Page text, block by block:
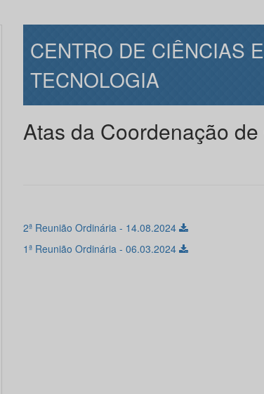
CENTRO DE CIÊNCIAS
TECNOLOGIA
Atas da Coordenação
2ª Reunião Ordinária - 14.08.2024
1ª Reunião Ordinária - 06.03.2024